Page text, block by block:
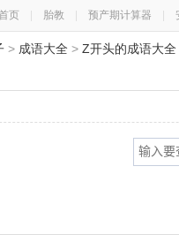
页 胎教 预产期计算器
> 成语大全 > Z开头的成语大全